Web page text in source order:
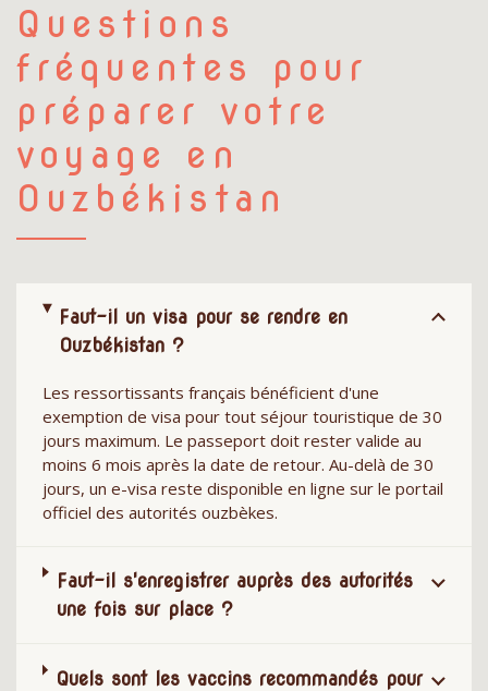
Questions
fréquentes pour
préparer votre
voyage en
Ouzbékistan
Faut-il un visa pour se rendre en
Ouzbékistan ?
Les ressortissants français bénéficient d'une
exemption de visa pour tout séjour touristique de 30
jours maximum. Le passeport doit rester valide au
moins 6 mois après la date de retour. Au-delà de 30
jours, un e-visa reste disponible en ligne sur le portail
officiel des autorités ouzbèkes.
Faut-il s'enregistrer auprès des autorités
une fois sur place ?
Quels sont les vaccins recommandés pour